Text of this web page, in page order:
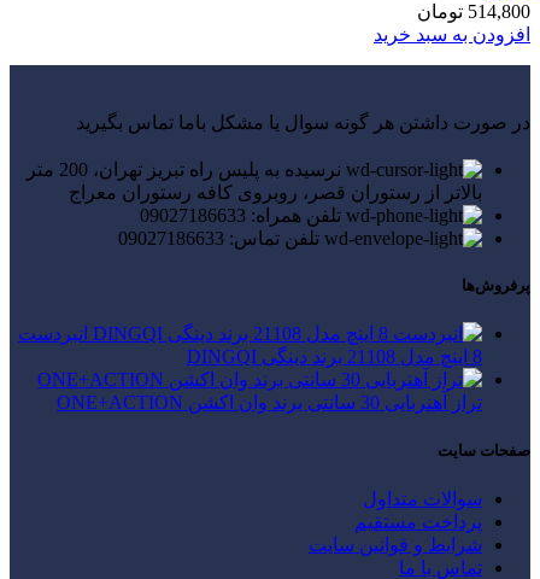
514,800 تومان
افزودن به سبد خرید
در صورت داشتن هر گونه سوال یا مشکل باما تماس بگیرید
نرسیده به پلیس راه تبریز تهران، 200 متر
بالاتر از رستوران قصر، روبروی کافه رستوران معراج
تلفن همراه: 09027186633
تلفن تماس: 09027186633
پرفروش‌ها
انبردست
8 اینچ مدل 21108 برند دینگی DINGQI
تراز آهنربایی 30 سانتی برند وان اکشن ONE+ACTION
صفحات سایت
سوالات متداول
پرداخت مستقیم
شرایط و قوانین سایت
تماس با ما